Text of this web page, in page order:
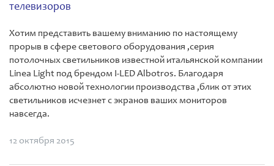
телевизоров
Хотим представить вашему вниманию по настоящему
прорыв в сфере светового оборудования ,серия
потолочных светильников известной итальянской компании
Linea Light под брендом I-LED Albotros. Благодаря
абсолютно новой технологии производства ,блик от этих
светильников исчезнет с экранов ваших мониторов
навсегда.
12 октября 2015